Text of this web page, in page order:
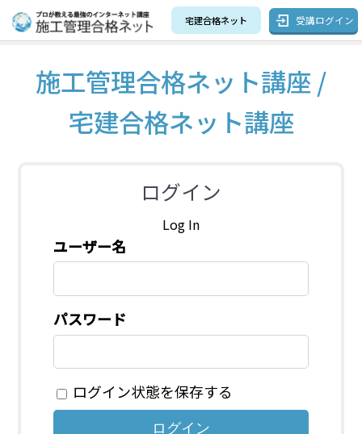
宅建合格ネット 受講ログイン
施工管理合格ネット講座 /
宅建合格ネット講座
ログイン
Log In
ユーザー名
パスワード
ログイン状態を保存する